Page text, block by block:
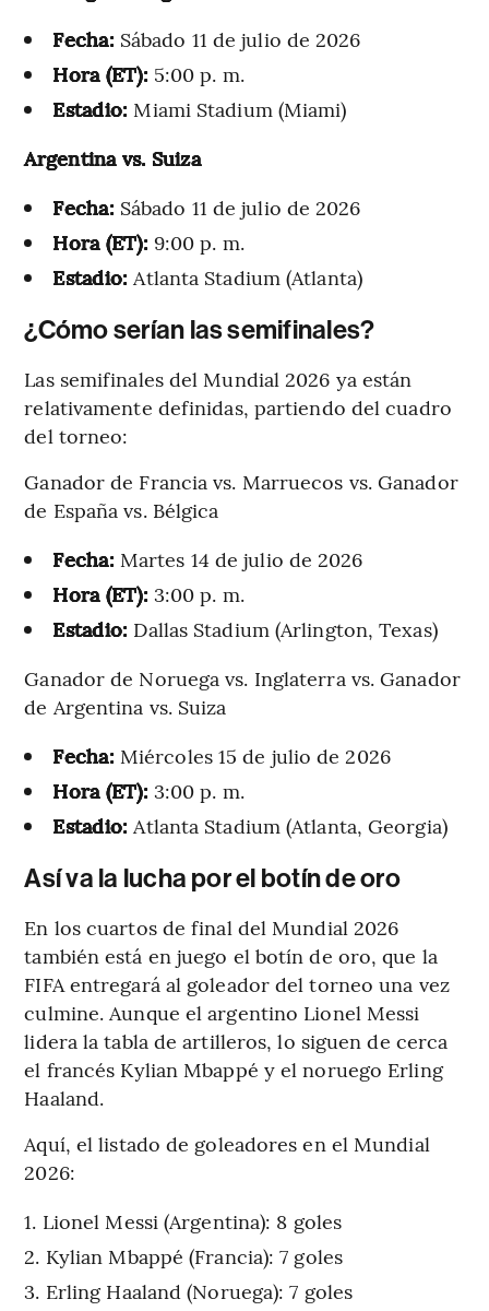
Fecha: Sábado 11 de julio de 2026
Hora (ET): 5:00 p. m.
Estadio: Miami Stadium (Miami)
Argentina vs. Suiza
Fecha: Sábado 11 de julio de 2026
Hora (ET): 9:00 p. m.
Estadio: Atlanta Stadium (Atlanta)
¿Cómo serían las semifinales?
Las semifinales del Mundial 2026 ya están
relativamente definidas, partiendo del cuadro
del torneo:
Ganador de Francia vs. Marruecos vs. Ganador
de España vs. Bélgica
Fecha: Martes 14 de julio de 2026
Hora (ET): 3:00 p. m.
Estadio: Dallas Stadium (Arlington, Texas)
Ganador de Noruega vs. Inglaterra vs. Ganador
de Argentina vs. Suiza
Fecha: Miércoles 15 de julio de 2026
Hora (ET): 3:00 p. m.
Estadio: Atlanta Stadium (Atlanta, Georgia)
Así va la lucha por el botín de oro
En los cuartos de final del Mundial 2026
también está en juego el botín de oro, que la
FIFA entregará al goleador del torneo una vez
culmine. Aunque el argentino Lionel Messi
lidera la tabla de artilleros, lo siguen de cerca
el francés Kylian Mbappé y el noruego Erling
Haaland.
Aquí, el listado de goleadores en el Mundial
2026:
Lionel Messi (Argentina): 8 goles
Kylian Mbappé (Francia): 7 goles
Erling Haaland (Noruega): 7 goles